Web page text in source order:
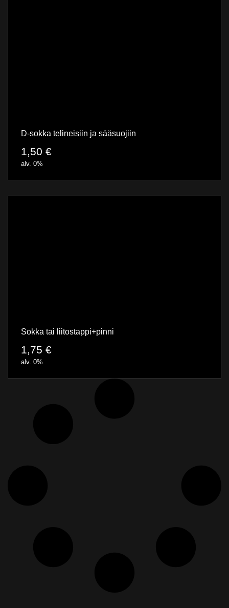
D-sokka telineisiin ja sääsuojiin
1,50 €
alv. 0%
Sokka tai liitostappi+pinni
1,75 €
alv. 0%